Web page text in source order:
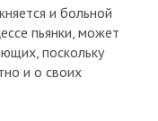
и больной
пьянки, может
поскольку
и о своих